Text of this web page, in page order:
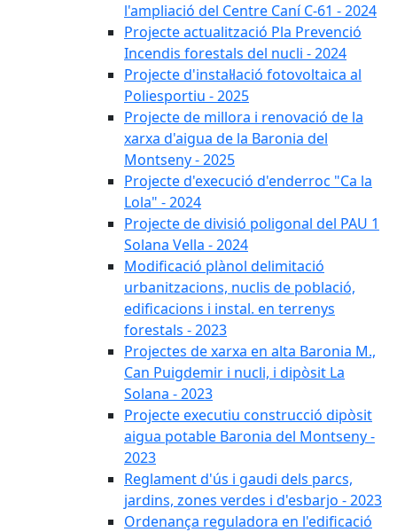
l'ampliació del Centre Caní C-61 - 2024
Projecte actualització Pla Prevenció
Incendis forestals del nucli - 2024
Projecte d'instal·lació fotovoltaica al
Poliesportiu - 2025
Projecte de millora i renovació de la
xarxa d'aigua de la Baronia del
Montseny - 2025
Projecte d'execució d'enderroc "Ca la
Lola" - 2024
Projecte de divisió poligonal del PAU 1
Solana Vella - 2024
Modificació plànol delimitació
urbanitzacions, nuclis de població,
edificacions i instal. en terrenys
forestals - 2023
Projectes de xarxa en alta Baronia M.,
Can Puigdemir i nucli, i dipòsit La
Solana - 2023
Projecte executiu construcció dipòsit
aigua potable Baronia del Montseny -
2023
Reglament d'ús i gaudi dels parcs,
jardins, zones verdes i d'esbarjo - 2023
Ordenança reguladora en l'edificació